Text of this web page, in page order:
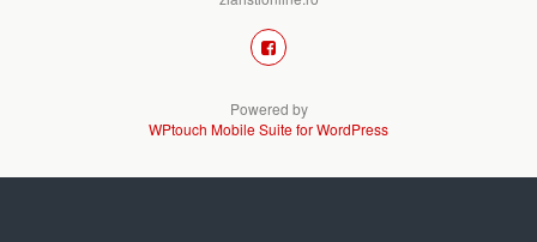
Powered by
WPtouch Mobile Suite for WordPress